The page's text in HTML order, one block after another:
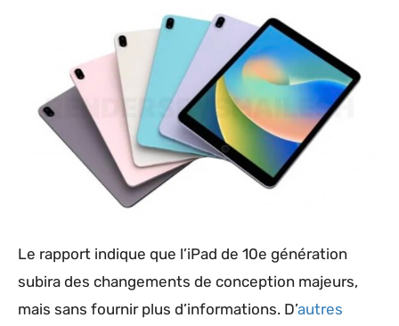
Le rapport indique que l’iPad de 10e génération
subira des changements de conception majeurs,
mais sans fournir plus d’informations. D’autres